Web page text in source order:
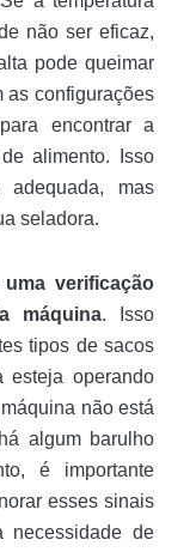
não ser eficaz,
pode queimar
as configurações
encontrar a
alimento. Isso
mas
seladora.
uma verificação
máquina. Isso
tipos de sacos
esteja operando
não está
algum barulho
é importante
esses sinais
de